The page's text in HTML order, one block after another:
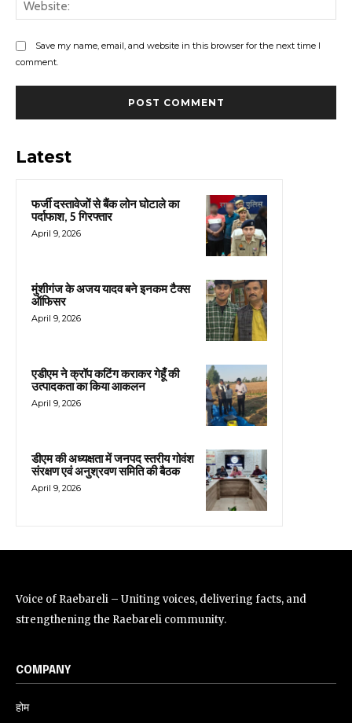
Save my name, email, and website in this browser for the next time I
comment.
Latest
फर्जी दस्तावेजों से बैंक लोन घोटाले का
पर्दाफाश, 5 गिरफ्तार
April 9, 2026
मुंशीगंज के अजय यादव बने इनकम टैक्स
ऑफिसर
April 9, 2026
एडीएम ने क्रॉप कटिंग कराकर गेहूँ की
उत्पादकता का किया आकलन
April 9, 2026
डीएम की अध्यक्षता में जनपद स्तरीय गोवंश
संरक्षण एवं अनुश्रवण समिति की बैठक
April 9, 2026
Voice of Raebareli – Uniting voices, delivering facts, and
strengthening the Raebareli community.
COMPANY
होम